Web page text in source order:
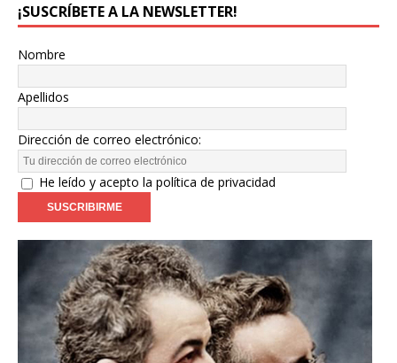
¡SUSCRÍBETE A LA NEWSLETTER!
Nombre
Apellidos
Dirección de correo electrónico:
He leído y acepto la política de privacidad